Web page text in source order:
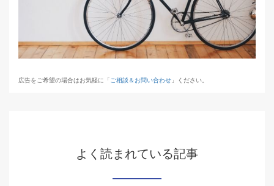
広告をご希望の場合はお気軽に「 ご相談＆お問い合わせ 」ください。
よく読まれている記事